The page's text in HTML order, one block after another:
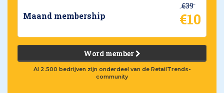
Maand membership
€39
€10
Word member
Al 2.500 bedrijven zijn onderdeel van de RetailTrends-
community